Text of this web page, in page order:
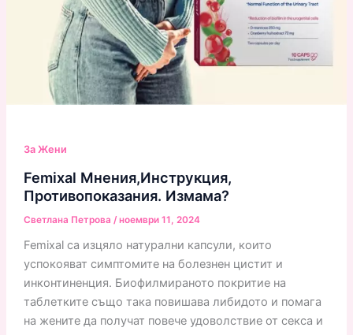
За Жени
Femixal Мнения,Инструкция,
Противопоказания. Измама?
Светлана Петрова /ноември 11, 2024
Femixal са изцяло натурални капсули, които
успокояват симптомите на болезнен цистит и
инконтиненция. Биофилмираното покритие на
таблетките също така повишава либидото и помага
на жените да получат повече удоволствие от секса и